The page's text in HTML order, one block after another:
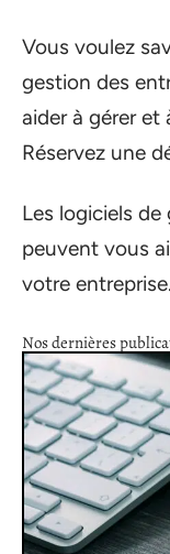
Vous voulez
gestion des
aider à gérer
Réservez une
Les logiciels de
peuvent vous
votre entreprise.
Nos dernières